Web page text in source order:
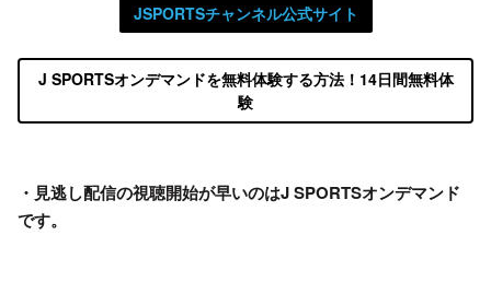
JSPORTSチャンネル公式サイト
J SPORTSオンデマンドを無料体験する方法！14日間無料体
験
・見逃し配信の視聴開始が早いのはJ SPORTSオンデマンド
です。